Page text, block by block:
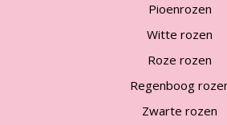
Pioenrozen
Witte rozen
Roze rozen
Regenboog
Zwarte rozen